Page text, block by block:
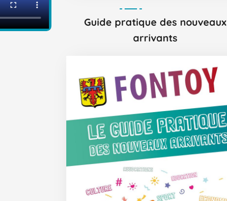
Guide pratique des nouveaux
arrivants